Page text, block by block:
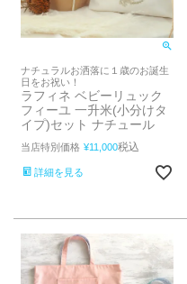
ナチュラルお洒落に１歳のお誕生
日をお祝い！
ラフィネ ベビーリュック
フィーユ 一升米(小分けタ
イプ)セット ナチュール
当店特別価格 ¥11,000税込
詳細を見る